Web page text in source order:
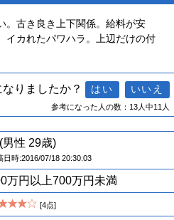
。古き良き上下関係。給料が安
イカれたパワハラ。上辺だけの付
りましたか？
参考になった人の数：13人中11人
(男性 29歳)
日時:2016/07/18 20:30:03
万円以上700万円未満
[4点]